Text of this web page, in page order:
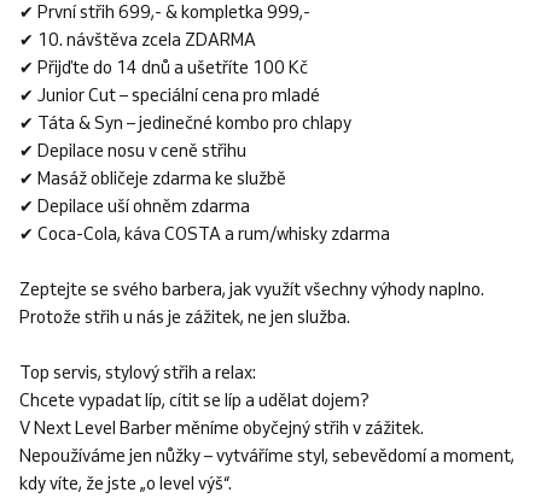
✔ První střih 699,- & kompletka 999,-
✔ 10. návštěva zcela ZDARMA
✔ Přijďte do 14 dnů a ušetříte 100 Kč
✔ Junior Cut – speciální cena pro mladé
✔ Táta & Syn – jedinečné kombo pro chlapy
✔ Depilace nosu v ceně střihu
✔ Masáž obličeje zdarma ke službě
✔ Depilace uší ohněm zdarma
✔ Coca-Cola, káva COSTA a rum/whisky zdarma
Zeptejte se svého barbera, jak využít všechny výhody naplno.
Protože střih u nás je zážitek, ne jen služba.
Top servis, stylový střih a relax:
Chcete vypadat líp, cítit se líp a udělat dojem?
V Next Level Barber měníme obyčejný střih v zážitek.
Nepoužíváme jen nůžky – vytváříme styl, sebevědomí a moment,
kdy víte, že jste „o level výš“.